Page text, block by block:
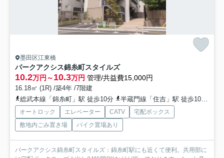
墨田区江東橋
パークアクシス錦糸町スタイルズ
10.2万円～10.3万円 管理/共益費15,000円
16.18㎡ (1R) /築4年 /7階建
総武本線「錦糸町」駅 徒歩10分
半蔵門線「住吉」駅 徒歩10分
オートロック エレベーター CATV
宅配ボックス
敷地内ごみ置き場
バイク置場あり
パークアクシス錦糸町スタイルズ：錦糸町駅にも近くて便利。共用部に